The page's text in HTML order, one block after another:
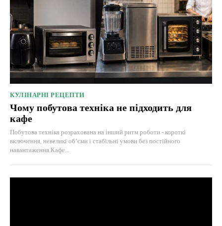
КУЛІНАРНІ РЕЦЕПТИ
Чому побутова техніка не підходить для
кафе
Побутова техніка розрахована на інший ритм роботи - короткі
включення, невеликі об’єми і стабільні умови без постійного
навантаження.Кафе...